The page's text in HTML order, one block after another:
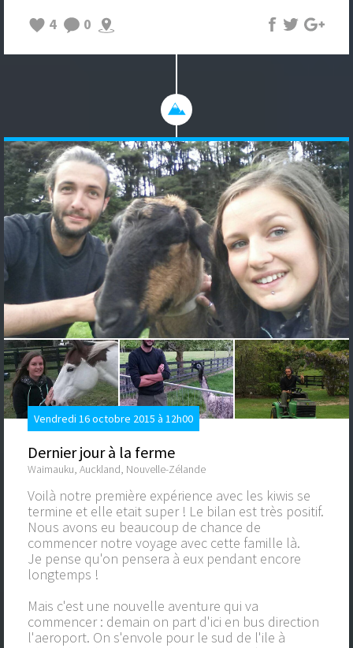
4
0
Vendredi 16 octobre 2015 à 12h00
Dernier jour à la ferme
Waimauku, Auckland, Nouvelle-Zélande
Voilà notre première expérience avec les kiwis se
termine et elle etait super ! Le bilan est très positif.
Nous avons eu beaucoup de chance de
commencer notre voyage avec cette famille là.
Je pense qu'on pensera à eux pendant encore
longtemps !
Mais c'est une nouvelle aventure qui va
commencer : demain on part d'ici en bus direction
l'aeroport. On s'envole pour le sud de l'ile à